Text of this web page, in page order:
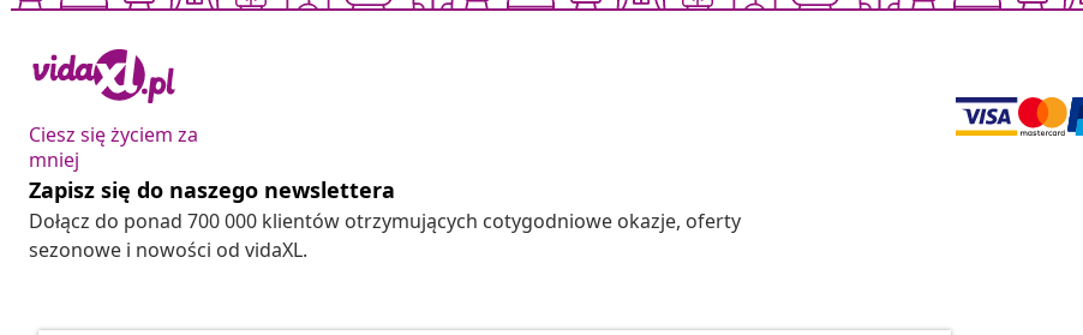
Ciesz się życiem za
mniej
Zapisz się do naszego newslettera
Dołącz do ponad 700 000 klientów otrzymujących cotygodniowe okazje, oferty
sezonowe i nowości od vidaXL.